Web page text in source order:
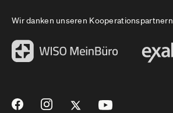
Wir danken unseren Kooperationspartnern